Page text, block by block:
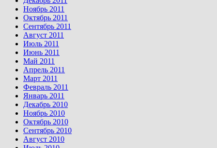
Ноябрь 2011
Октябрь 2011
Сентябрь 2011
Август 2011
Июль 2011
Июнь 2011
Май 2011
Апрель 2011
Март 2011
Февраль 2011
Январь 2011
Декабрь 2010
Ноябрь 2010
Октябрь 2010
Сентябрь 2010
Август 2010